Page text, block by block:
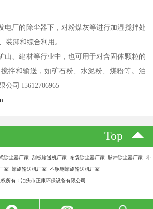
厂的除尘器下，对粉煤灰等进行加湿搅拌处
装卸和综合利用。
、建材等行业中，也可用于对含固体颗粒的
拌和输送，如矿石粉、水泥粉、煤粉等。泊
公司 I5612706965
Top
除尘器厂家 刮板输送机厂家 布袋除尘器厂家 脉冲除尘器厂家 斗
家 螺旋输送机厂家 不锈钢螺旋输送机厂家
权所有：泊头市正康环保设备有限公司